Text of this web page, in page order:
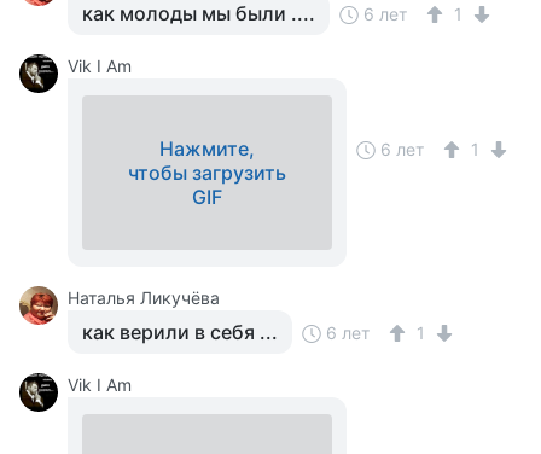
как молоды мы были .... 6 лет 1
Vik I Am
Нажмите,
чтобы загрузить
GIF
6 лет 1
Наталья Ликучёва
как верили в себя ... 6 лет 1
Vik I Am